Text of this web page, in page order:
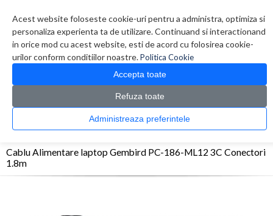
Acest website foloseste cookie-uri pentru a administra, optimiza si
personaliza experienta ta de utilizare. Continuand si interactionand
in orice mod cu acest website, esti de acord cu folosirea cookie-
urilor conform conditiilor noastre.Politica Cookie
Accepta toate
Refuza toate
Administreaza preferintele
0 produs(e)
CATALOG PRODUSE
Accesorii Laptop & Tablete > Alte Accesorii >
Cablu Alimentare laptop Gembird PC-186-ML12 3C Conectori
1.8m